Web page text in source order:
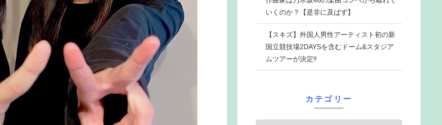
いくのか？【是非に及ばず】
【スキズ】外国人男性アーティスト初の新
国立競技場2DAYSを含むドーム&スタジア
ムツアーが決定‼
カテゴリー